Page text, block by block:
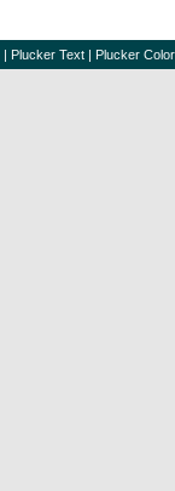
| Plucker Text | Plucker Color